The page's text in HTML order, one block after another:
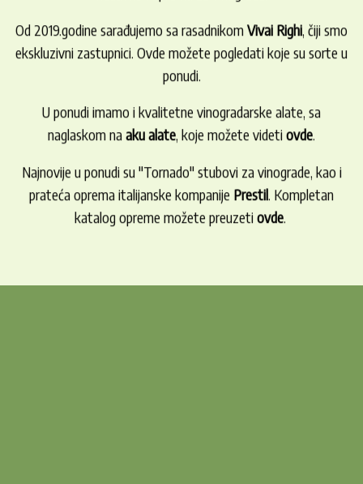
Od 2019.godine sarađujemo sa rasadnikom Vivai Righi, čiji smo
ekskluzivni zastupnici. Ovde možete pogledati koje su sorte u
ponudi.
U ponudi imamo i kvalitetne vinogradarske alate, sa
naglaskom na aku alate, koje možete videti ovde.
Najnovije u ponudi su "Tornado" stubovi za vinograde, kao i
prateća oprema italijanske kompanije Prestil. Kompletan
katalog opreme možete preuzeti ovde.